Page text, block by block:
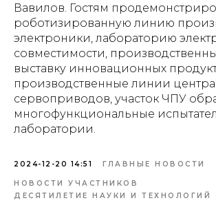
Вавилов. Гостям
роботизированную линию
электроники, лабораторию
совместимости,
выставку инновационных
производственные линии центра
сервоприводов, участок ЧПУ
многофункциональные
лаборатории.
2024-12-20 14:51 ГЛАВНЫЕ НОВОСТИ
НОВОСТИ УЧАСТНИКОВ
ДЕСЯТИЛЕТИЕ НАУКИ И ТЕХНОЛОГИЙ